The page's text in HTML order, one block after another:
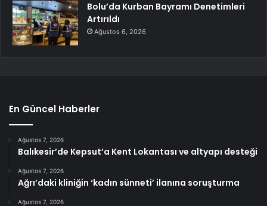
Bolu’da Kurban Bayramı Denetimleri
Artırıldı
Ağustos 6, 2026
En Güncel Haberler
Ağustos 7, 2026
Balıkesir’de Kepsut’a Kent Lokantası ve altyapı desteği
Ağustos 7, 2026
Ağrı’daki kliniğin ‘kadın sünneti’ ilanına soruşturma
Ağustos 7, 2026